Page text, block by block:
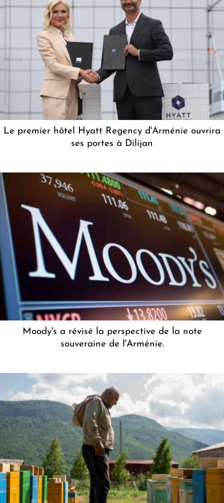
Le premier hôtel Hyatt Regency d'Arménie ouvrira
ses portes à Dilijan
Moody's a révisé la perspective de la note
souveraine de l'Arménie.